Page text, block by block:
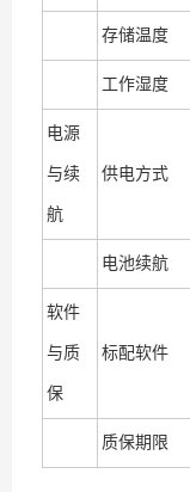
存储温度
工作湿度
电源
与续
航
供电方式
电池续航
软件
与质
保
标配软件
质保期限